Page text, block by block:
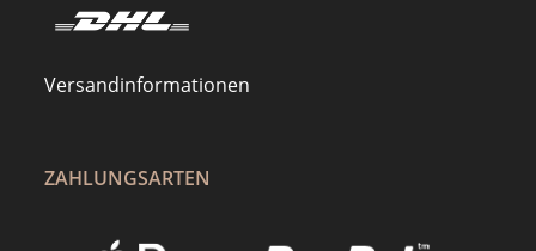
Versandinformationen
ZAHLUNGSARTEN